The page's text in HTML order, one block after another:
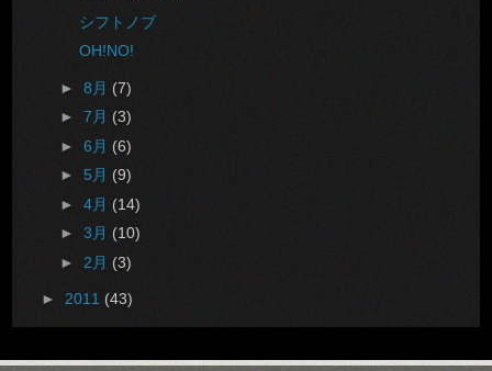
シフトノブ
OH!NO!
► 8月 (7)
► 7月 (3)
► 6月 (6)
► 5月 (9)
► 4月 (14)
► 3月 (10)
► 2月 (3)
► 2011 (43)